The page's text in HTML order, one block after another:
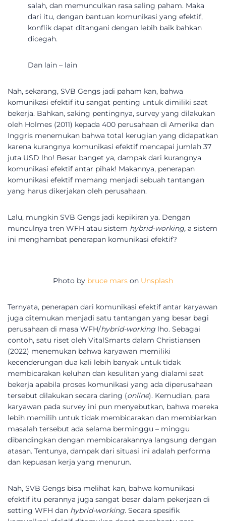
salah, dan memunculkan rasa saling paham. Maka
dari itu, dengan bantuan komunikasi yang efektif,
konflik dapat ditangani dengan lebih baik bahkan
dicegah.
Dan lain – lain
Nah, sekarang, SVB Gengs jadi paham kan, bahwa
komunikasi efektif itu sangat penting untuk dimiliki saat
bekerja. Bahkan, saking pentingnya, survey yang dilakukan
oleh Holmes (2011) kepada 400 perusahaan di Amerika dan
Inggris menemukan bahwa total kerugian yang didapatkan
karena kurangnya komunikasi efektif mencapai jumlah 37
juta USD lho! Besar banget ya, dampak dari kurangnya
komunikasi efektif antar pihak! Makannya, penerapan
komunikasi efektif memang menjadi sebuah tantangan
yang harus dikerjakan oleh perusahaan.
Lalu, mungkin SVB Gengs jadi kepikiran ya. Dengan
munculnya tren WFH atau sistem hybrid-working, a sistem
ini menghambat penerapan komunikasi efektif?
Photo by bruce mars on Unsplash
Ternyata, penerapan dari komunikasi efektif antar karyawan
juga ditemukan menjadi satu tantangan yang besar bagi
perusahaan di masa WFH/hybrid-working lho. Sebagai
contoh, satu riset oleh VitalSmarts dalam Christiansen
(2022) menemukan bahwa karyawan memiliki
kecenderungan dua kali lebih banyak untuk tidak
membicarakan keluhan dan kesulitan yang dialami saat
bekerja apabila proses komunikasi yang ada diperusahaan
tersebut dilakukan secara daring (online). Kemudian, para
karyawan pada survey ini pun menyebutkan, bahwa mereka
lebih memilih untuk tidak membicarakan dan membiarkan
masalah tersebut ada selama berminggu – minggu
dibandingkan dengan membicarakannya langsung dengan
atasan. Tentunya, dampak dari situasi ini adalah performa
dan kepuasan kerja yang menurun.
Nah, SVB Gengs bisa melihat kan, bahwa komunikasi
efektif itu perannya juga sangat besar dalam pekerjaan di
setting WFH dan hybrid-working. Secara spesifik